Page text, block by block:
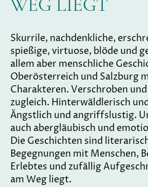
WEG LIEGT
Skurrile, nachdenkliche,
spießige, virtuose, blöde und
allem aber menschliche
Oberösterreich und Salzburg
Charakteren. Verschroben
zugleich. Hinterwäldlerisch
Ängstlich und angriffslustig.
auch abergläubisch und
Die Geschichten sind
Begegnungen mit Menschen,
Erlebtes und zufällig
am Weg liegt.